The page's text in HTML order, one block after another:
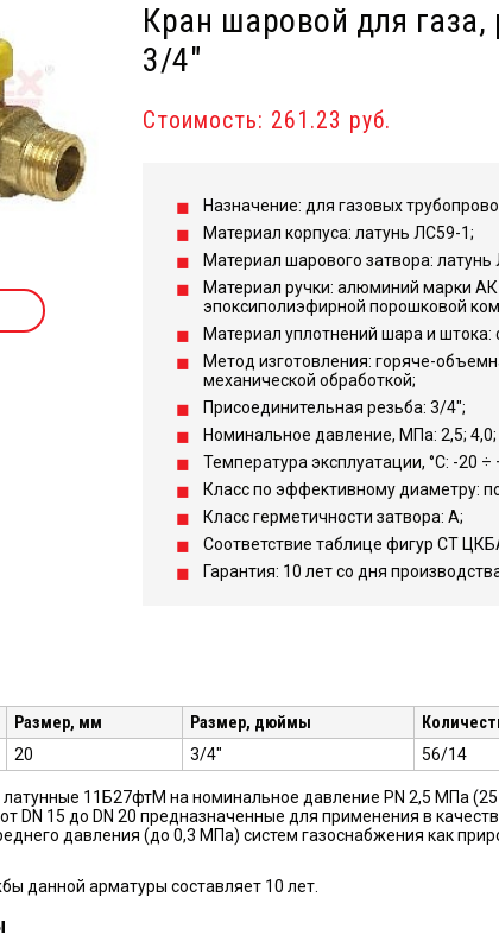
Кран шаровой для
3/4"
Стоимость: 261.23 руб.
Назначение: для газовых
Материал корпуса: латунь ЛС59-1;
Материал шарового затвора: латунь
Материал ручки: алюминий марки
эпоксиполиэфирной порошковой
Материал уплотнений шара и штока:
Метод изготовления: горяче-
механической обработкой;
Присоединительная резьба: 3/4";
Номинальное давление, МПа: 2,5; 4,0;
Температура эксплуатации, °С: -20 ÷
Класс по эффективному диаметру:
Класс герметичности затвора: А;
Соответствие таблице фигур СТ
Гарантия: 10 лет со дня
Размер, мм Размер, дюймы
20 3/4" 56/14
11Б27фтМ на номинальное давление PN 2,5 МПа (25
DN 15 до DN 20 предназначенные для применения в
давления (до 0,3 МПа) систем газоснабжения как
данной арматуры составляет 10 лет.